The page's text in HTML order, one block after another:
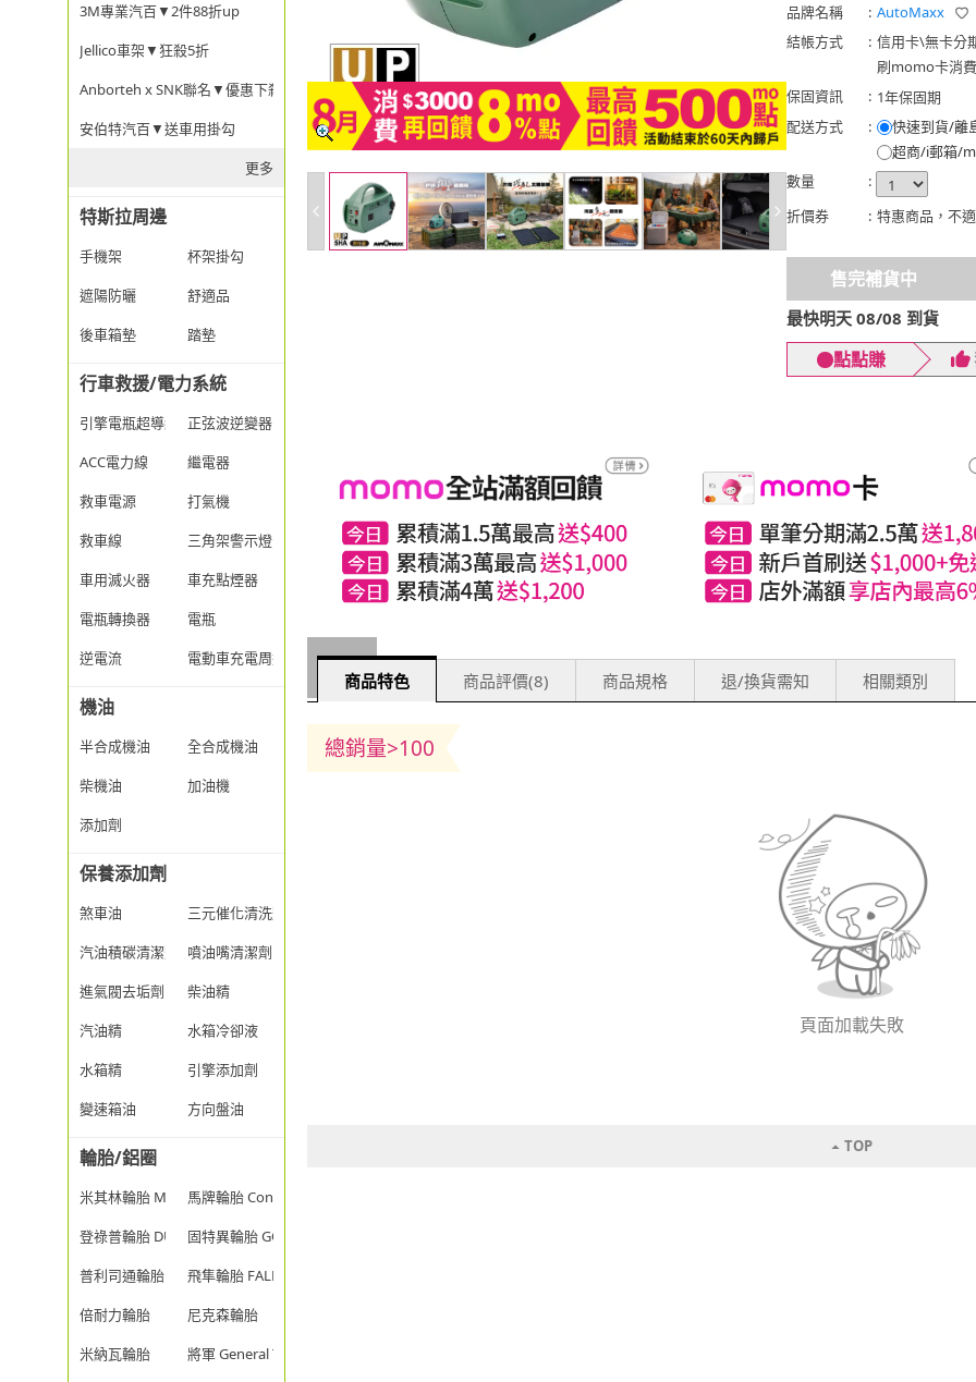
3M專業汽百▼2件88折up
Jellico車架▼狂殺5折
Anborteh x SNK聯名▼優惠下殺
安伯特汽百▼送車用掛勾
更多
特斯拉周邊
手機架
杯架掛勾
遮陽防曬
舒適品
後車箱墊
踏墊
行車救援/電力系統
引擎電瓶超導線
正弦波逆變器
ACC電力線
繼電器
救車電源
打氣機
救車線
三角架警示燈
車用滅火器
車充點煙器
電瓶轉換器
電瓶
逆電流
電動車充電周邊
機油
半合成機油
全合成機油
柴機油
加油機
添加劑
保養添加劑
煞車油
三元催化清洗劑
汽油積碳清潔劑
噴油嘴清潔劑
進氣閥去垢劑
柴油精
汽油精
水箱冷卻液
水箱精
引擎添加劑
變速箱油
方向盤油
輪胎/鋁圈
米其林輪胎 MICHELIN馬牌輪胎 Continental
登祿普輪胎 DUNLOP固特異輪胎 GOODYEAR
普利司通輪胎 BRIDGESTONE
飛隼輪胎 FALKEN
倍耐力輪胎
尼克森輪胎
米納瓦輪胎
將軍 General Tire
品牌名稱 : AutoMaxx
結帳方式
: 信用卡\無卡分
刷momo卡消
保固資訊
: 1年保固期
配送方式
:
快速到貨/離
超商/i郵箱/
數量
:
折價券
: 特惠商品，不
售完補貨中
最快明天 08/08 到貨
點點賺
商品特色 商品評價(8) 商品規格 退/換貨需知 相關類別
總銷量>100
頁面加載失敗
TOP